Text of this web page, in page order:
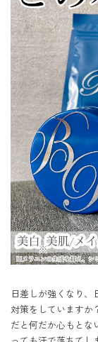
日差しが強くなり
対策をしていますか
だと何だか心もとな